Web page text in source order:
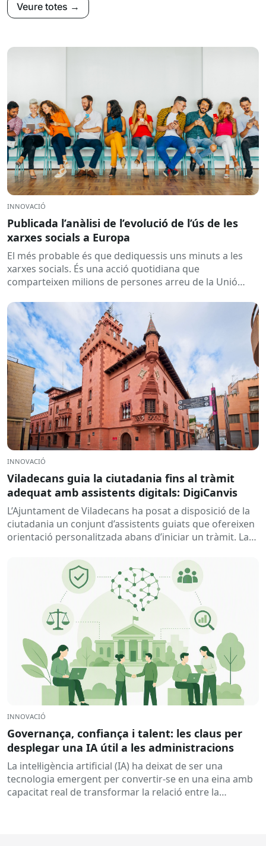
Veure totes →
INNOVACIÓ
Publicada l’anàlisi de l’evolució de l’ús de les
xarxes socials a Europa
El més probable és que dediquessis uns minuts a les
xarxes socials. És una acció quotidiana que
comparteixen milions de persones arreu de la Unió
INNOVACIÓ
Viladecans guia la ciutadania fins al tràmit
adequat amb assistents digitals: DigiCanvis
L’Ajuntament de Viladecans ha posat a disposició de la
ciutadania un conjunt d’assistents guiats que ofereixen
orientació personalitzada abans d’iniciar un tràmit. La
INNOVACIÓ
Governança, confiança i talent: les claus per
desplegar una IA útil a les administracions
La intel·ligència artificial (IA) ha deixat de ser una
tecnologia emergent per convertir-se en una eina amb
capacitat real de transformar la relació entre la